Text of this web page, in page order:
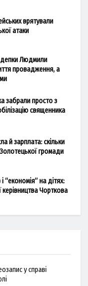
врятували
атаки
Людмили
провадження, а
забрали просто з
священника
й зарплата: скільки
громади
“економія” на дітях:
Чорткова
у справі